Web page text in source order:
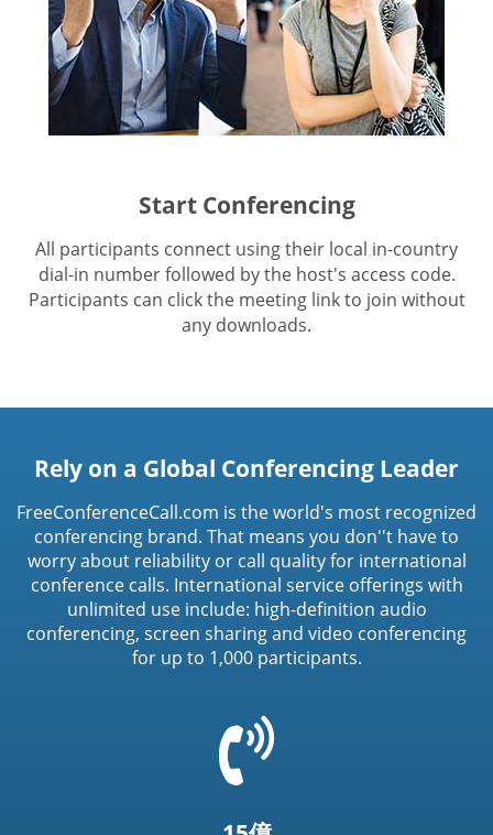
Start Conferencing
All participants connect using their local in-country
dial-in number followed by the host's access code.
Participants can click the meeting link to join without
any downloads.
Rely on a Global Conferencing Leader
FreeConferenceCall.com is the world's most recognized
conferencing brand. That means you don''t have to
worry about reliability or call quality for international
conference calls. International service offerings with
unlimited use include: high-definition audio
conferencing, screen sharing and video conferencing
for up to 1,000 participants.
t('common.phone_icon')